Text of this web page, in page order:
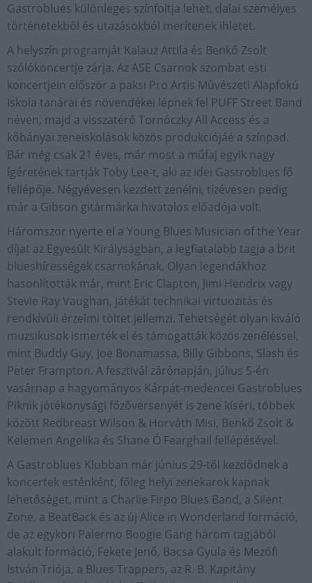
Gastroblues különleges színfoltja lehet, dalai személyes
történetekből és utazásokból merítenek ihletet.
A helyszín programját Kalauz Attila és Benkő Zsolt
szólókoncertje zárja. Az ASE Csarnok szombat esti
koncertjein először a paksi Pro Artis Művészeti Alapfokú
Iskola tanárai és növendékei lépnek fel PUFF Street Band
néven, majd a visszatérő Tornóczky All Access és a
kőbányai zeneiskolások közös produkciójáé a színpad.
Bár még csak 21 éves, már most a műfaj egyik nagy
ígéretének tartják Toby Lee-t, aki az idei Gastroblues fő
fellépője. Négyévesen kezdett zenélni, tízévesen pedig
már a Gibson gitármárka hivatalos előadója volt.
Háromszor nyerte el a Young Blues Musician of the Year
díjat az Egyesült Királyságban, a legfiatalabb tagja a brit
blueshírességek csarnokának. Olyan legendákhoz
hasonlították már, mint Eric Clapton, Jimi Hendrix vagy
Stevie Ray Vaughan, játékát technikai virtuozitás és
rendkívüli érzelmi töltet jellemzi. Tehetségét olyan kiváló
muzsikusok ismerték el és támogatták közös zenéléssel,
mint Buddy Guy, Joe Bonamassa, Billy Gibbons, Slash és
Peter Frampton. A fesztivál zárónapján, július 5-én
vasárnap a hagyományos Kárpát-medencei Gastroblues
Piknik jótékonysági főzőversenyét is zene kíséri, többek
között Redbreast Wilson & Horváth Misi, Benkő Zsolt &
Kelemen Angelika és Shane Ó Fearghail fellépésével.
A Gastroblues Klubban már június 29-től kezdődnek a
koncertek esténként, főleg helyi zenekarok kapnak
lehetőséget, mint a Charlie Firpo Blues Band, a Silent
Zone, a BeatBack és az új Alice in Wonderland formáció,
de az egykori Palermo Boogie Gang három tagjából
alakult formáció, Fekete Jenő, Bacsa Gyula és Mezőfi
István Triója, a Blues Trappers, az R. B. Kapitány